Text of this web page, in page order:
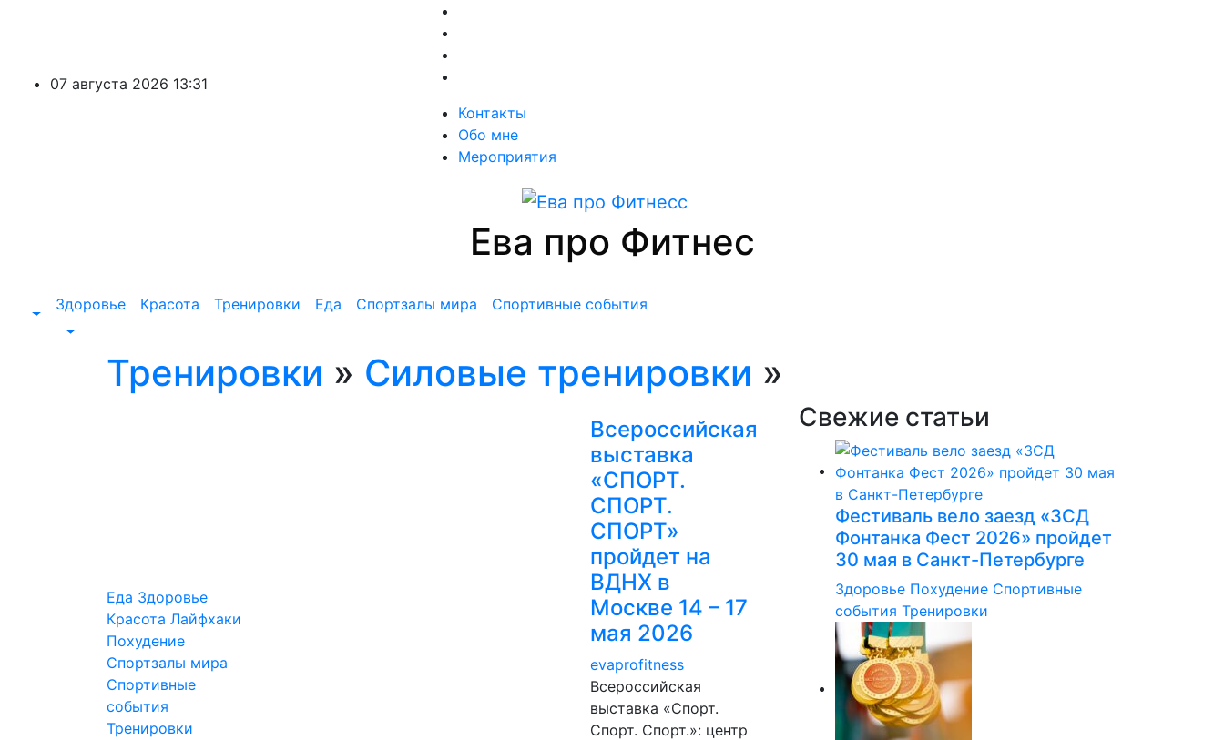
07 августа 2026 13:31
Контакты
Обо мне
Мероприятия
Ева про Фитнес
Здоровье Красота Тренировки Еда Спортзалы мира Спортивные события
Тренировки » Силовые тренировки »
Еда Здоровье
Красота Лайфхаки
Похудение
Спортзалы мира
Спортивные
события
Тренировки
Всероссийская
выставка
«СПОРТ.
СПОРТ.
СПОРТ»
пройдет на
ВДНХ в
Москве 14 – 17
мая 2026
evaprofitness
Всероссийская
выставка «Спорт.
Спорт. Спорт.»: центр
Свежие статьи
Фестиваль вело заезд «ЗСД
Фонтанка Фест 2026» пройдет
30 мая в Санкт-Петербурге
Здоровье Похудение Спортивные
события Тренировки